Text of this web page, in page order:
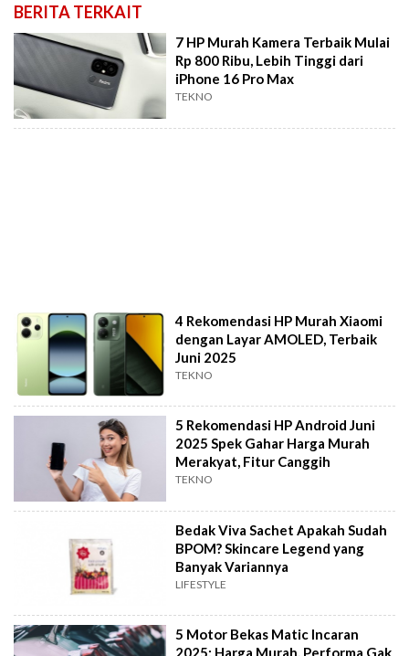
BERITA TERKAIT
7 HP Murah Kamera Terbaik Mulai
Rp 800 Ribu, Lebih Tinggi dari
iPhone 16 Pro Max
TEKNO
4 Rekomendasi HP Murah Xiaomi
dengan Layar AMOLED, Terbaik
Juni 2025
TEKNO
5 Rekomendasi HP Android Juni
2025 Spek Gahar Harga Murah
Merakyat, Fitur Canggih
TEKNO
Bedak Viva Sachet Apakah Sudah
BPOM? Skincare Legend yang
Banyak Variannya
LIFESTYLE
5 Motor Bekas Matic Incaran